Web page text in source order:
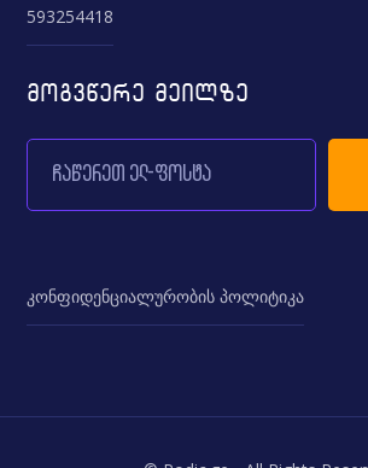
593254418
მოგვწერე მეილზე
კონფიდენციალურობის პოლიტიკა